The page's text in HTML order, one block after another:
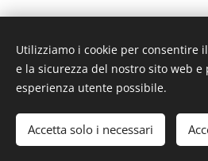
© 2019
Email: info@artistionline.tv
Cookies
Utilizziamo i cookie per consentire
e la sicurezza del nostro sito web
esperienza utente possibile.
Accetta solo i necessari